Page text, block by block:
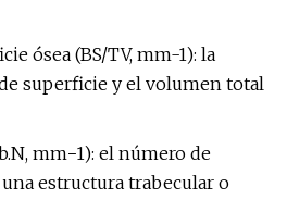
ósea (BS/TV, mm-1): la
superficie y el volumen total
mm−1): el número de
estructura trabecular o